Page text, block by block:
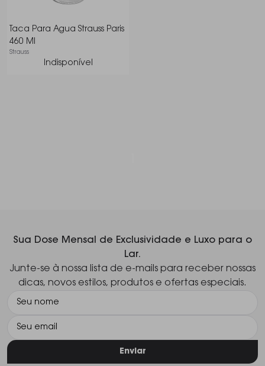
Taca Para Agua Strauss Paris
460 Ml
Strauss
Indisponível
Sua Dose Mensal de Exclusividade e Luxo para o
Lar.
Junte-se à nossa lista de e-mails para receber nossas
dicas, novos estilos, produtos e ofertas especiais.
Enviar